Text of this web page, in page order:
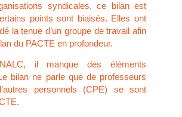
syndicales, ce bilan est
points sont biaisés. Elles ont
la tenue d’un groupe de travail afin
du PACTE en profondeur.
il manque des éléments
bilan ne parle que de professeurs
personnels (CPE) se sont